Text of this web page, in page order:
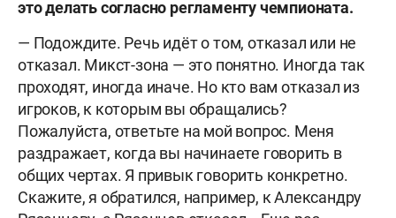
это делать согласно регламенту чемпионата.
— Подождите. Речь идёт о том, отказал или не
отказал. Микст-зона — это понятно. Иногда так
проходят, иногда иначе. Но кто вам отказал из
игроков, к которым вы обращались?
Пожалуйста, ответьте на мой вопрос. Меня
раздражает, когда вы начинаете говорить в
общих чертах. Я привык говорить конкретно.
Скажите, я обратился, например, к Александру